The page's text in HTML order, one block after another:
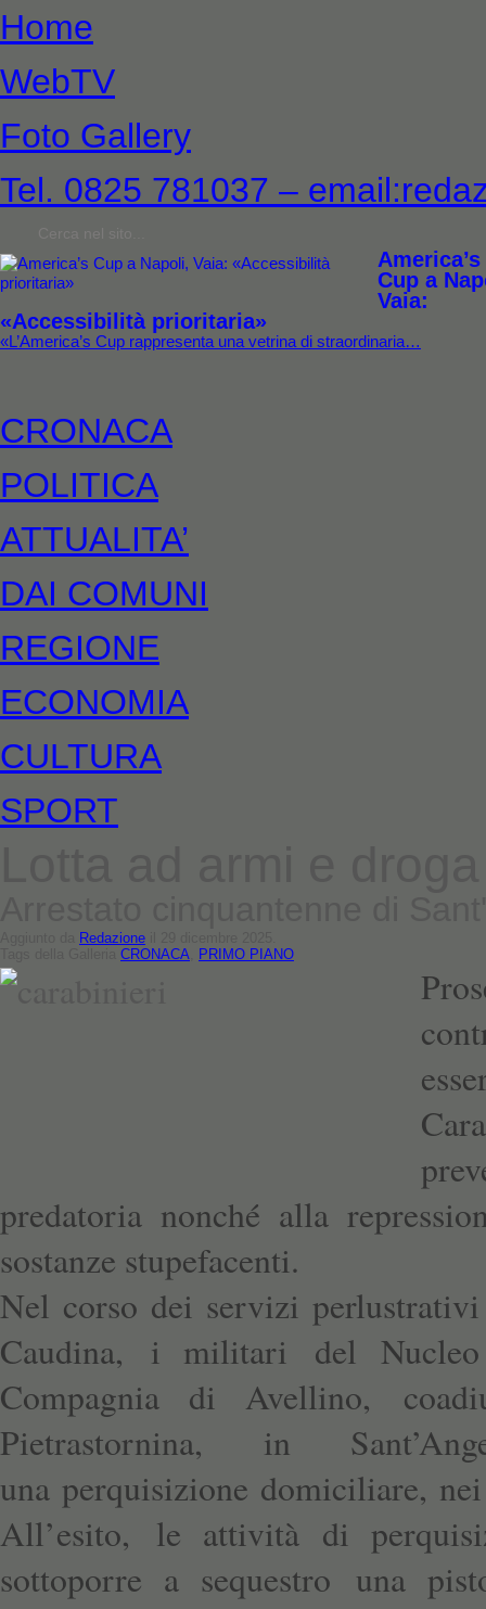
Home
WebTV
Foto Gallery
Tel. 0825 781037 –
America’s
Cup a
Vaia:
«Accessibilità prioritaria»
«L’America’s Cup rappresenta una vetrina di straordinaria…
CRONACA
POLITICA
ATTUALITA’
DAI COMUNI
REGIONE
ECONOMIA
CULTURA
SPORT
Redazione
CRONACA PRIMO PIANO
predatoria nonché alla
sostanze stupefacenti.
Nel corso dei servizi
Caudina, i militari del
Compagnia di Avellino,
Pietrastornina, in
una perquisizione domiciliare,
All’esito, le attività di
sottoporre a sequestro una